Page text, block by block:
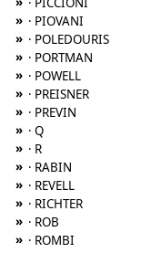
» · PIOVANI
» · POLEDOURIS
» · PORTMAN
» · POWELL
» · PREISNER
» · PREVIN
» · Q
» · R
» · RABIN
» · REVELL
» · RICHTER
» · ROB
» · ROMBI